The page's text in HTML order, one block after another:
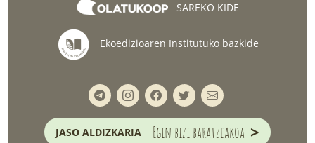
SAREKO KIDE
Ekoedizioaren Institutuko bazkide
JASO ALDIZKARIA Egin bizi baratzeakoa >